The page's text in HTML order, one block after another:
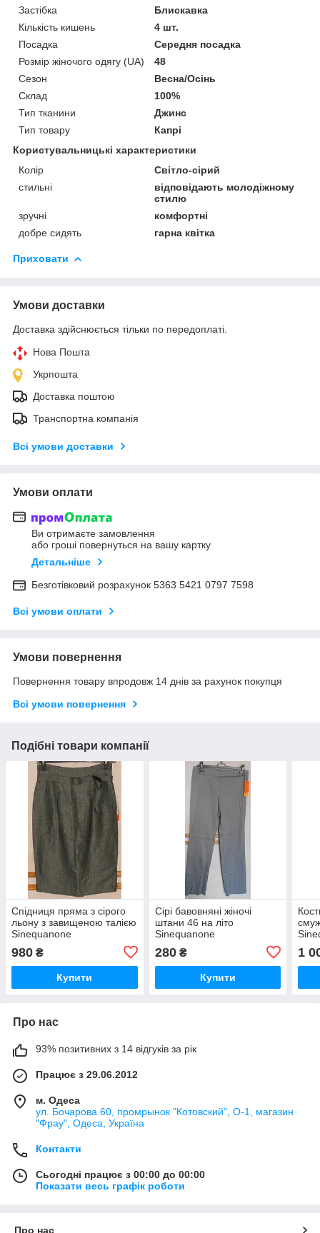
Застібка
Блискавка
Кількість кишень
4 шт.
Посадка
Середня посадка
Розмір жіночого одягу (UA)
48
Сезон
Весна/Осінь
Склад
100%
Тип тканини
Джинс
Тип товару
Капрі
Користувальницькі характеристики
Колір
Світло-сірий
стильні
відповідають молодіжному
стилю
зручні
комфортні
добре сидять
гарна квітка
Приховати
Умови доставки
Доставка здійснюється тільки по передоплаті.
Нова Пошта
Укрпошта
Доставка поштою
Транспортна компанія
Всі умови доставки
Умови оплати
Ви отримаєте замовлення
або гроші повернуться на вашу картку
Детальніше
Безготівковий розрахунок 5363 5421 0797 7598
Всі умови оплати
Умови повернення
Повернення товару впродовж 14 днів за рахунок покупця
Всі умови повернення
Подібні товари компанії
Спідниця пряма з сірого
льону з завищеною талією
Sinequanone
980 ₴
Купити
Сірі бавовняні жіночі
штани 46 на літо
Sinequanone
280₴
Купити
1
Про нас
93% позитивних з 14 відгуків за рік
Працює з 29.06.2012
м. Одеса
ул. Бочарова 60, промрынок "Котовский", О-1, магазин
"Фрау", Одеса, Україна
Контакти
Сьогодні працює з 00:00 до 00:00
Показати весь графік роботи
Про нас